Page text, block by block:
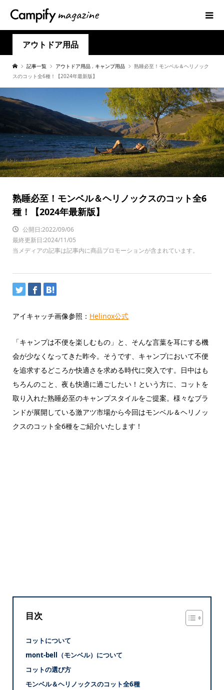
アウトドア用品
記事一覧 アウトドア用品 , キャンプ用品
熟睡必至！モンベル＆ヘリノック
スのコット全6種！【2024年最新版】
熟睡必至！モンベル＆ヘリノックスのコット全6
種！【2024年最新版】
公開日:2022/09/06
最終更新日:2024/11/05
当メディアの記事は記事内に商品プロモーションが含まれています。
アイキャッチ画像参照： Helinox公式
「キャンプは不便を楽しむもの」と、そんな言葉を耳にする機
会が少なくなってきた昨今。そうです、キャンプにおいて不便
を追求するどころか快適さを求める時代に突入です。日中はも
ちろんのこと、夜も快適に過ごしたい！という方に、コットを
取り入れた熟睡必至のキャンプスタイルをご提案。様々なブラ
ンドが展開している激アツ市場から今回はモンベル＆ヘリノッ
クスのコット全6種をご紹介いたします！
目次
コットについて
mont-bell（モンベル）について
コットの選び方
モンベル＆ヘリノックスのコット全6種